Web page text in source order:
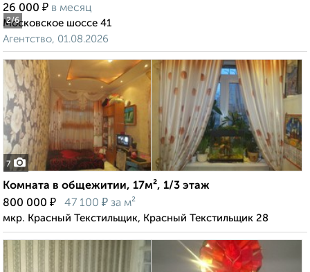
2/6
26 000 ₽ в месяц
Московское шоссе 41
Агентство, 01.08.2026
7
Комната в общежитии, 17м², 1/3 этаж
800 000 ₽ 47 100 ₽ за м²
мкр. Красный Текстильщик, Красный Текстильщик 28